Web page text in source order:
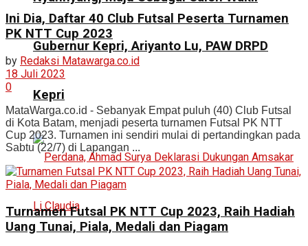
Gubernur Kepri, Ariyanto Lu, PAW DRPD
Kepri
Ini Dia, Daftar 40 Club Futsal Peserta Turnamen
PK NTT Cup 2023
by Redaksi Matawarga.co.id
18 Juli 2023
0
MataWarga.co.id - Sebanyak Empat puluh (40) Club Futsal
di Kota Batam, menjadi peserta turnamen Futsal PK NTT
Cup 2023. Turnamen ini sendiri mulai di pertandingkan pada
Sabtu (22/7) di Lapangan ...
Turnamen Futsal PK NTT Cup 2023, Raih Hadiah
Uang Tunai, Piala, Medali dan Piagam